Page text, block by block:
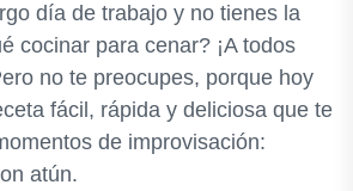
día de trabajo y no tienes la
cocinar para cenar? ¡A todos
no te preocupes, porque hoy
fácil, rápida y deliciosa que te
de improvisación:
atún.